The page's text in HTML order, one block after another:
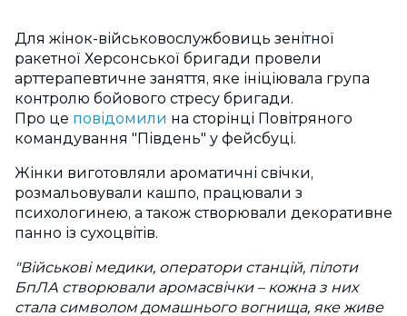
Для жінок-військовослужбовиць зенітної
ракетної Херсонської бригади провели
арттерапевтичне заняття, яке ініціювала група
контролю бойового стресу бригади.
Про це повідомили на сторінці Повітряного
командування "Південь" у фейсбуці.
Жінки виготовляли ароматичні свічки,
розмальовували кашпо, працювали з
психологинею, а також створювали декоративне
панно із сухоцвітів.
"Військові медики, оператори станцій, пілоти
БпЛА створювали аромасвічки – кожна з них
стала символом домашнього вогнища, яке живе